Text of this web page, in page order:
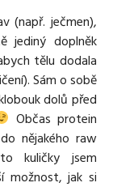
uvolnění
Meditace
TRX
Klouzání
a nácviky
mysli
Protažení
plán
Kontakt
(např. ječmen),
jediný doplněk
tělu dodala
Sám o sobě
dolů před
Občas protein
nějakého raw
kuličky jsem
možnost, jak si